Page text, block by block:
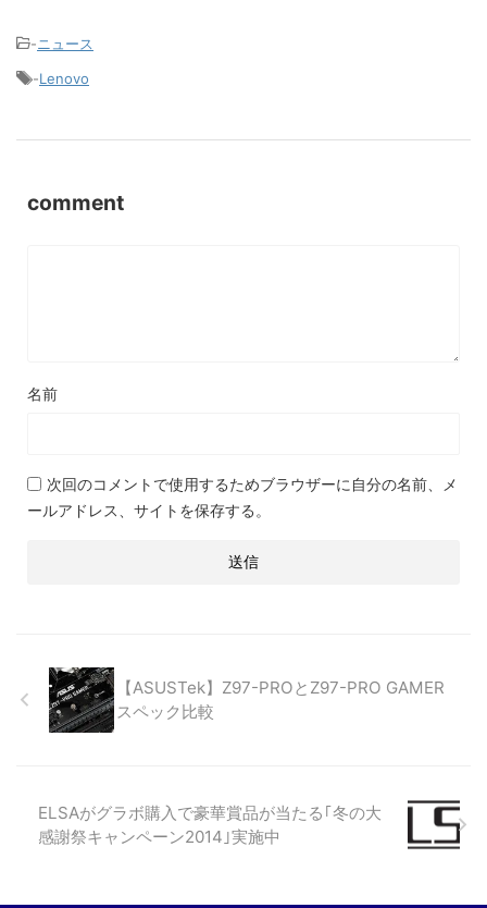
-ニュース
-Lenovo
comment
名前
次回のコメントで使用するためブラウザーに自分の名前、メ
ールアドレス、サイトを保存する。
【ASUSTek】Z97-PROとZ97-PRO GAMER
スペック比較
ELSAがグラボ購入で豪華賞品が当たる｢冬の大
感謝祭キャンペーン2014｣実施中